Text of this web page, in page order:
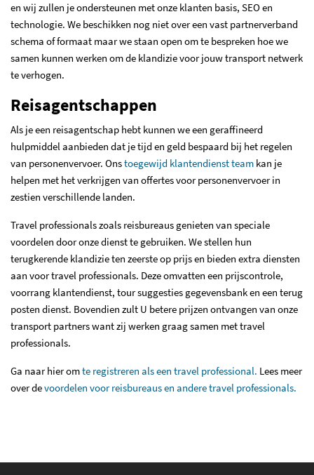
en wij zullen je ondersteunen met onze klanten basis, SEO en
technologie. We beschikken nog niet over een vast partnerverband
schema of formaat maar we staan open om te bespreken hoe we
samen kunnen werken om de klandizie voor jouw transport netwerk
te verhogen.
Reisagentschappen
Als je een reisagentschap hebt kunnen we een geraffineerd
hulpmiddel aanbieden dat je tijd en geld bespaard bij het regelen
van personenvervoer. Onstoegewijd klantendienst team kan je
helpen met het verkrijgen van offertes voor personenvervoer in
zestien verschillende landen.
Travel professionals zoals reisbureaus genieten van speciale
voordelen door onze dienst te gebruiken. We stellen hun
terugkerende klandizie ten zeerste op prijs en bieden extra diensten
aan voor travel professionals. Deze omvatten een prijscontrole,
voorrang klantendienst, tour suggesties gegevensbank en een terug
posten dienst. Bovendien zult U betere prijzen ontvangen van onze
transport partners want zij werken graag samen met travel
professionals.
Ga naar hier omte registreren als een travel professional. Lees meer
over devoordelen voor reisbureaus en andere travel professionals.